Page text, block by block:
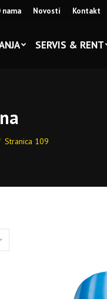
nama Novosti Kontakt
SERVIS & RENT
Stranica 109